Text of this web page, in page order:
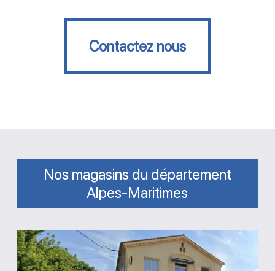
Contactez nous
Contactez nous
Nos magasins du département
Alpes-Maritimes
Magasin
Avantage